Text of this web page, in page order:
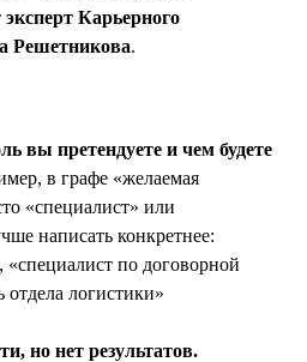
эксперт Карьерного
Решетникова.
вы претендуете и чем будете
в графе «желаемая
«специалист» или
написать конкретнее:
«специалист по договорной
отдела логистики»
но нет результатов.